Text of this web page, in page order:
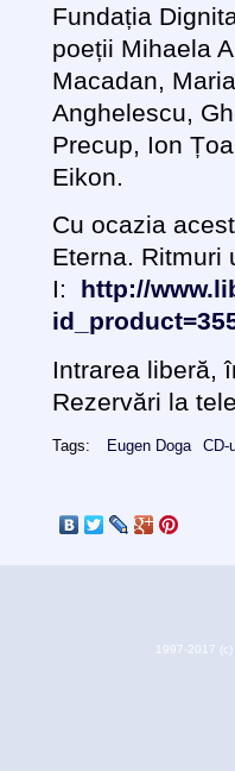
Fundația
poeții Mihaela
Macadan,
Anghelescu,
Precup, Ion
Eikon.
Cu ocazia
Eterna. Ritmuri
I: http://
Intrarea liberă,
Rezervări la
Tags: Eugen Doga CD-
1997-2017